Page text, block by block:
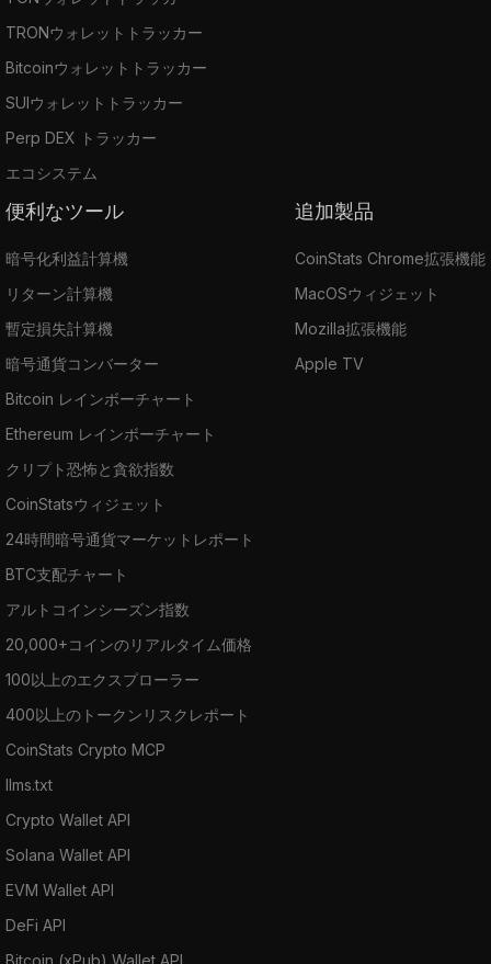
TRONウォレットトラッカー
Bitcoinウォレットトラッカー
SUIウォレットトラッカー
Perp DEX トラッカー
エコシステム
便利なツール
暗号化利益計算機
リターン計算機
暫定損失計算機
暗号通貨コンバーター
Bitcoin レインボーチャート
Ethereum レインボーチャート
クリプト恐怖と貪欲指数
CoinStatsウィジェット
24時間暗号通貨マーケットレポート
BTC支配チャート
アルトコインシーズン指数
20,000+コインのリアルタイム価格
100以上のエクスプローラー
400以上のトークンリスクレポート
CoinStats Crypto MCP
llms.txt
Crypto Wallet API
Solana Wallet API
EVM Wallet API
DeFi API
Bitcoin (xPub) Wallet API
追加製品
CoinStats Chrome拡張機能
MacOSウィジェット
Mozilla拡張機能
Apple TV